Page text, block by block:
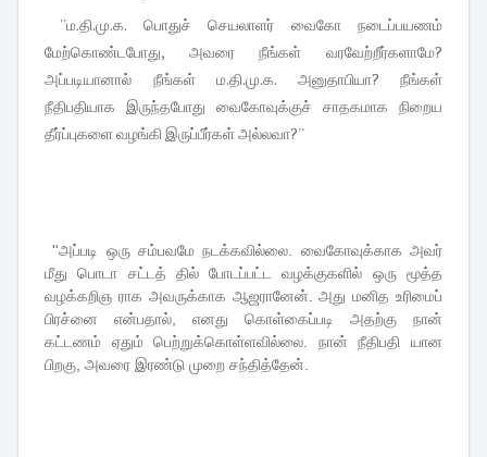
''ம.தி.மு.க. பொதுச் செயலாளர் வைகோ நடைப்பயணம்
மேற்கொண்டபோது, அவரை நீங்கள் வரவேற்றீர்களாமே?
அப்படியானால் நீங்கள் ம.தி.மு.க. அனுதாபியா? நீங்கள்
நீதிபதியாக இருந்தபோது வைகோவுக்குச் சாதகமாக நிறைய
தீர்ப்புகளை வழங்கி இருப்பீர்கள் அல்லவா?''
''அப்படி ஒரு சம்பவமே நடக்கவில்லை. வைகோவுக்காக அவர்
மீது பொடா சட்டத் தில் போடப்பட்ட வழக்குகளில் ஒரு மூத்த
வழக்கறிஞ ராக அவருக்காக ஆஜரானேன். அது மனித உரிமைப்
பிரச்னை என்பதால், எனது கொள்கைப்படி அதற்கு நான்
கட்டணம் ஏதும் பெற்றுக்கொள்ளவில்லை. நான் நீதிபதி யான
பிறகு, அவரை இரண்டு முறை சந்தித்தேன்.